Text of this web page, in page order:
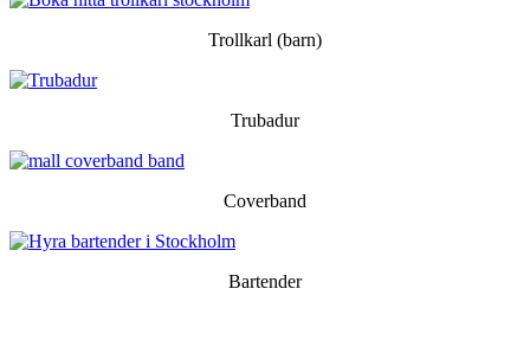
Trollkarl (barn)
Trubadur
Coverband
Bartender